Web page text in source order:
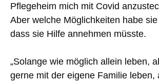
Pflegeheim mich mit Covid
Aber welche Möglichkeiten habe
dass sie Hilfe annehmen müsste.
„Solange wie möglich allein leben,
gerne mit der eigene Familie